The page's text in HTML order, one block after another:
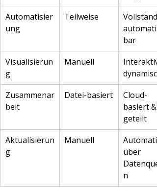
Automatisier
ung
Teilweise
bar
Visualisierun
g
Manuell
dynamisch
Zusammenar
beit
Datei-basiert
Cloud-
basiert &
geteilt
Aktualisierun
g
Manuell
über
n